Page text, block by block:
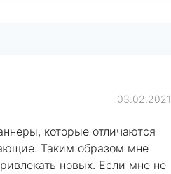
03.02.2021
которые отличаются
Таким образом мне
новых. Если мне не